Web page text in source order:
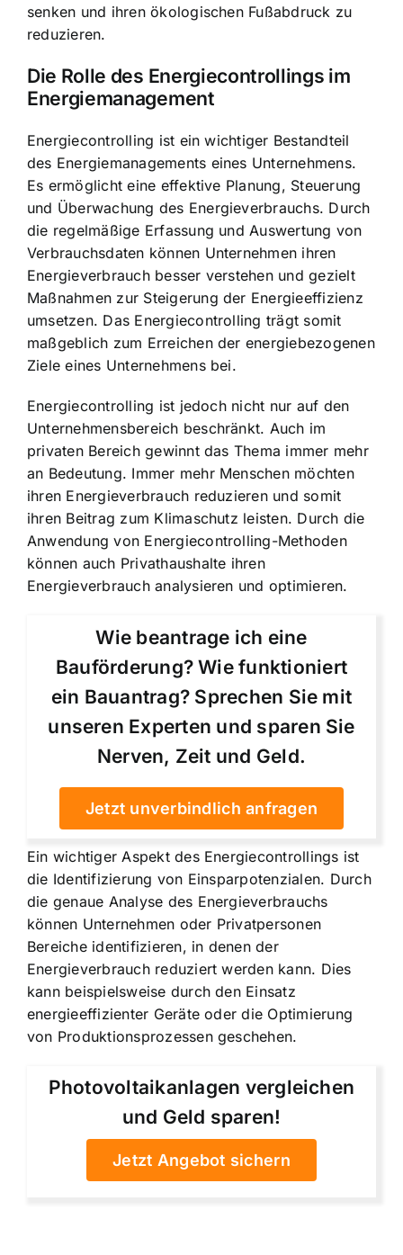
senken und ihren ökologischen Fußabdruck zu
reduzieren.
Die Rolle des Energiecontrollings im
Energiemanagement
Energiecontrolling ist ein wichtiger Bestandteil
des Energiemanagements eines Unternehmens.
Es ermöglicht eine effektive Planung, Steuerung
und Überwachung des Energieverbrauchs. Durch
die regelmäßige Erfassung und Auswertung von
Verbrauchsdaten können Unternehmen ihren
Energieverbrauch besser verstehen und gezielt
Maßnahmen zur Steigerung der Energieeffizienz
umsetzen. Das Energiecontrolling trägt somit
maßgeblich zum Erreichen der energiebezogenen
Ziele eines Unternehmens bei.
Energiecontrolling ist jedoch nicht nur auf den
Unternehmensbereich beschränkt. Auch im
privaten Bereich gewinnt das Thema immer mehr
an Bedeutung. Immer mehr Menschen möchten
ihren Energieverbrauch reduzieren und somit
ihren Beitrag zum Klimaschutz leisten. Durch die
Anwendung von Energiecontrolling-Methoden
können auch Privathaushalte ihren
Energieverbrauch analysieren und optimieren.
Wie beantrage ich eine
Bauförderung? Wie funktioniert
ein Bauantrag? Sprechen Sie mit
unseren Experten und sparen Sie
Nerven, Zeit und Geld.
Jetzt unverbindlich anfragen
Ein wichtiger Aspekt des Energiecontrollings ist
die Identifizierung von Einsparpotenzialen. Durch
die genaue Analyse des Energieverbrauchs
können Unternehmen oder Privatpersonen
Bereiche identifizieren, in denen der
Energieverbrauch reduziert werden kann. Dies
kann beispielsweise durch den Einsatz
energieeffizienter Geräte oder die Optimierung
von Produktionsprozessen geschehen.
Photovoltaikanlagen vergleichen
und Geld sparen!
Jetzt Angebot sichern